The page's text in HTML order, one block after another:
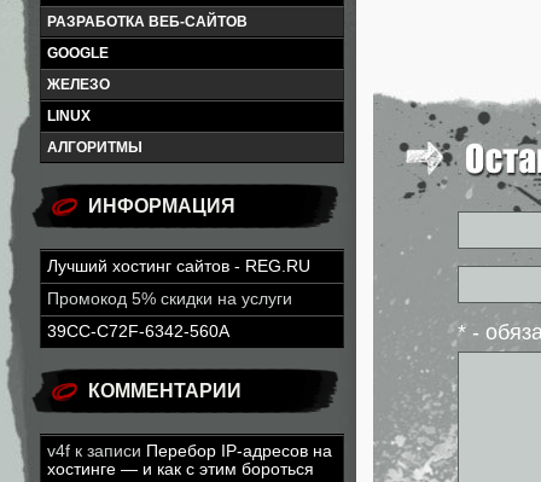
РАЗРАБОТКА ВЕБ-САЙТОВ
GOOGLE
ЖЕЛЕЗО
LINUX
АЛГОРИТМЫ
ИНФОРМАЦИЯ
Лучший хостинг сайтов - REG.RU
Промокод 5% скидки на услуги
39CC-C72F-6342-560A
КОММЕНТАРИИ
v4f к записи Перебор IP-адресов на
хостинге — и как с этим бороться
* -